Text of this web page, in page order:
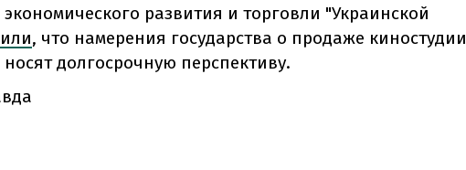
развития и торговли "Украинской
, что намерения государства о продаже киностудии
долгосрочную перспективу.